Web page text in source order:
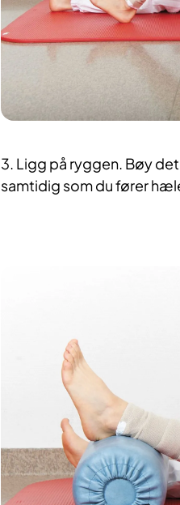
3. Ligg på ryggen. Bøy
samtidig som du fører